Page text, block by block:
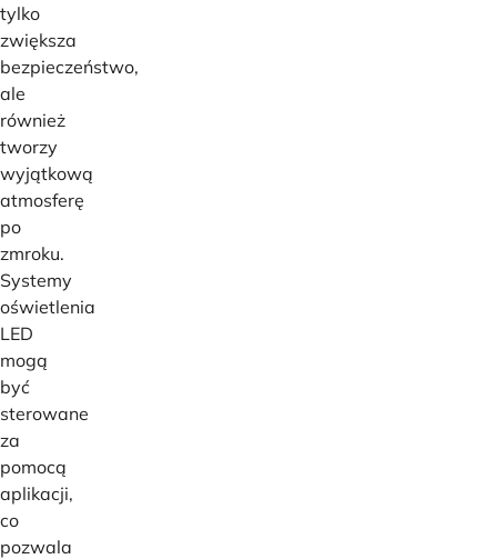
tylko
zwiększa
bezpieczeństwo,
ale
również
tworzy
wyjątkową
atmosferę
po
zmroku.
Systemy
oświetlenia
LED
mogą
być
sterowane
za
pomocą
aplikacji,
co
pozwala